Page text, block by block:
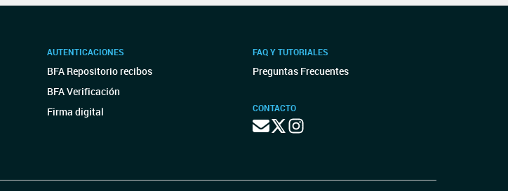
AUTENTICACIONES
BFA Repositorio recibos
BFA Verificación
Firma digital
FAQ Y TUTORIALES
Preguntas Frecuentes
CONTACTO